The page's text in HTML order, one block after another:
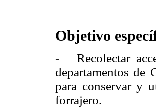
Objetivo
-Recolectar
departamentos de
para conservar y
forrajero.